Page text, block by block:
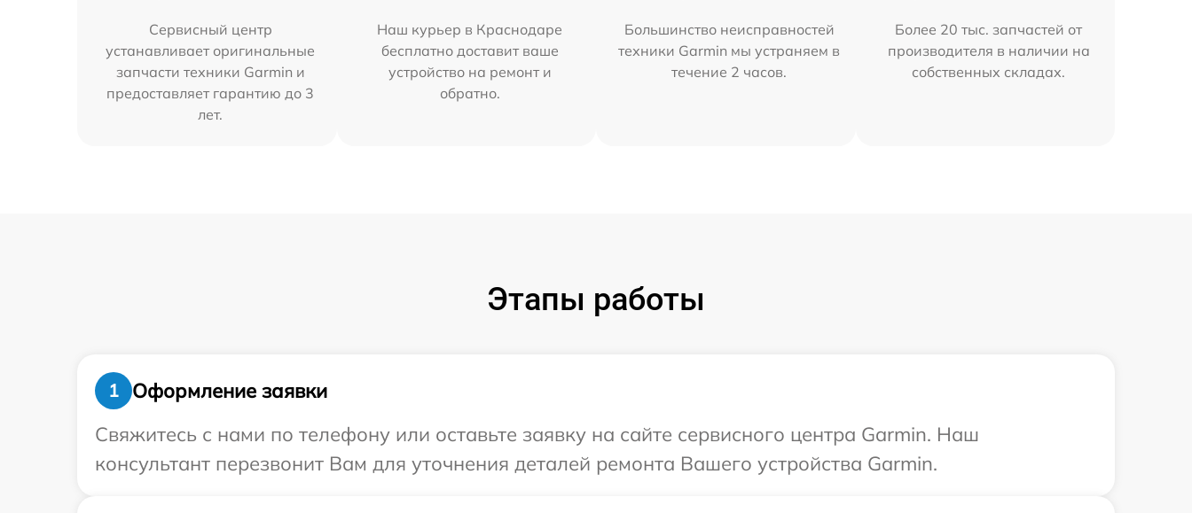
Сервисный центр
устанавливает оригинальные
запчасти техники Garmin и
предоставляет гарантию до 3
лет.
Наш курьер в Краснодаре
бесплатно доставит ваше
устройство на ремонт и
обратно.
Большинство неисправностей
техники Garmin мы устраняем в
течение 2 часов.
Более 20 тыс. запчастей от
производителя в наличии на
собственных складах.
Этапы работы
1
Оформление заявки
Свяжитесь с нами по телефону или оставьте заявку на сайте сервисного центра Garmin. Наш
консультант перезвонит Вам для уточнения деталей ремонта Вашего устройства Garmin.